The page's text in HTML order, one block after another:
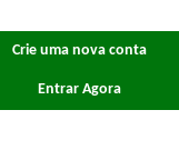
Crie uma nova conta
Entrar Agora